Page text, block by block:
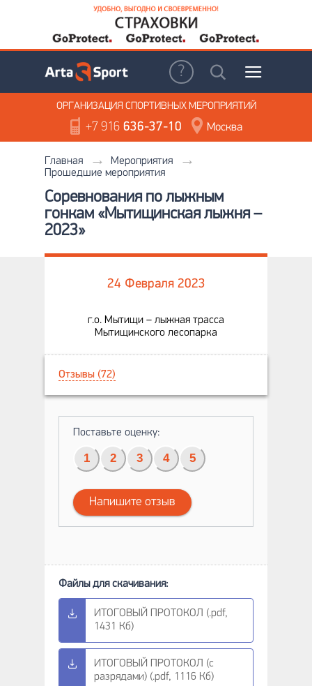
ОРГАНИЗАЦИЯ СПОРТИВНЫХ МЕРОПРИЯТИЙ
+7 916636-37-10 Москва
Главная
Мероприятия
Прошедшие мероприятия
Соревнования по лыжным
гонкам «Мытищинская лыжня –
2023»
24 Февраля 2023
г.о. Мытищи – лыжная трасса
Мытищинского лесопарка
Отзывы (72)
Поставьте оценку:
1 2 3 4 5
Напишите отзыв
ИТОГОВЫЙ ПРОТОКОЛ (.pdf,
1431 Кб)
ИТОГОВЫЙ ПРОТОКОЛ (с
разрядами) (.pdf, 1116 Кб)